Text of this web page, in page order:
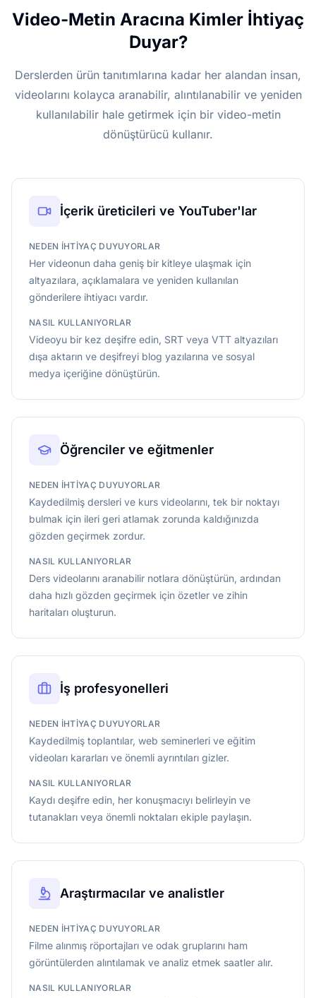
Video-Metin Aracına Kimler İhtiyaç
Duyar?
Derslerden ürün tanıtımlarına kadar her alandan insan,
videolarını kolayca aranabilir, alıntılanabilir ve yeniden
kullanılabilir hale getirmek için bir video-metin
dönüştürücü kullanır.
İçerik üreticileri ve YouTuber'lar
NEDEN IHTIYAÇ DUYUYORLAR
Her videonun daha geniş bir kitleye ulaşmak için
altyazılara, açıklamalara ve yeniden kullanılan
gönderilere ihtiyacı vardır.
NASIL KULLANIYORLAR
Videoyu bir kez deşifre edin, SRT veya VTT altyazıları
dışa aktarın ve deşifreyi blog yazılarına ve sosyal
medya içeriğine dönüştürün.
Öğrenciler ve eğitmenler
NEDEN IHTIYAÇ DUYUYORLAR
Kaydedilmiş dersleri ve kurs videolarını, tek bir noktayı
bulmak için ileri geri atlamak zorunda kaldığınızda
gözden geçirmek zordur.
NASIL KULLANIYORLAR
Ders videolarını aranabilir notlara dönüştürün, ardından
daha hızlı gözden geçirmek için özetler ve zihin
haritaları oluşturun.
İş profesyonelleri
NEDEN IHTIYAÇ DUYUYORLAR
Kaydedilmiş toplantılar, web seminerleri ve eğitim
videoları kararları ve önemli ayrıntıları gizler.
NASIL KULLANIYORLAR
Kaydı deşifre edin, her konuşmacıyı belirleyin ve
tutanakları veya önemli noktaları ekiple paylaşın.
Araştırmacılar ve analistler
NEDEN IHTIYAÇ DUYUYORLAR
Filme alınmış röportajları ve odak gruplarını ham
görüntülerden alıntılamak ve analiz etmek saatler alır.
NASIL KULLANIYORLAR